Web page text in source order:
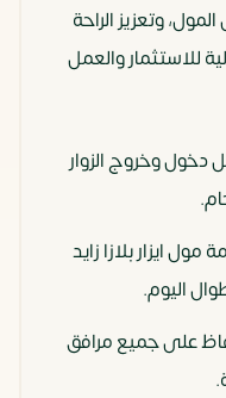
وتعزيز الراحة
للاستثمار والعمل
وخروج الزوار
سلامة مول ايزار بلازا زايد
اليوم.
على جميع مرافق